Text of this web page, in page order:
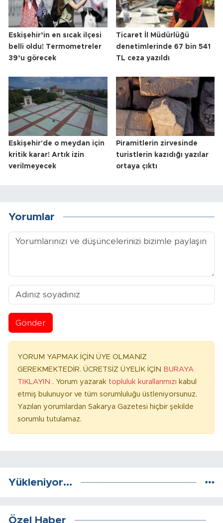
Eskişehir’in en sıcak ilçesi
belli oldu! Termometreler
39’u görecek
Ticaret İl Müdürlüğü
denetimlerinde 67 bin 541
TL ceza yazıldı
Eskişehir'de o meydan için
kritik karar! Artık izin
verilmeyecek
Piramitlerin zirvesinde
turistlerin kazıdığı yazılar
ortaya çıktı
Yorumlar
Gönder
YORUM YAPMAK İÇİN ÜYE OLMANIZ
GEREKMEKTEDİR. ÜCRETSİZ ÜYELİK İÇİN BURAYA
TIKLAYIN . Yorum yazarak topluluk kurallarımızı kabul
etmiş bulunuyor ve tüm sorumluluğu üstleniyorsunuz.
Yazılan yorumlardan Sakarya Gazetesi hiçbir şekilde
sorumlu tutulamaz.
Yükleniyor...
Özel Haber